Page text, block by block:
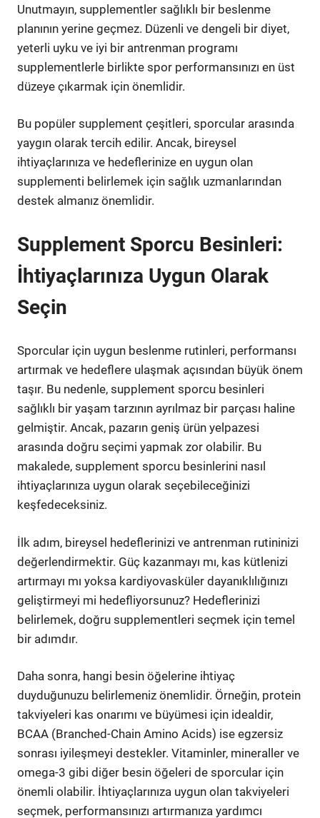
Unutmayın, supplementler sağlıklı bir beslenme
planının yerine geçmez. Düzenli ve dengeli bir diyet,
yeterli uyku ve iyi bir antrenman programı
supplementlerle birlikte spor performansınızı en üst
düzeye çıkarmak için önemlidir.
Bu popüler supplement çeşitleri, sporcular arasında
yaygın olarak tercih edilir. Ancak, bireysel
ihtiyaçlarınıza ve hedeflerinize en uygun olan
supplementi belirlemek için sağlık uzmanlarından
destek almanız önemlidir.
Supplement Sporcu Besinleri:
İhtiyaçlarınıza Uygun Olarak
Seçin
Sporcular için uygun beslenme rutinleri, performansı
artırmak ve hedeflere ulaşmak açısından büyük önem
taşır. Bu nedenle, supplement sporcu besinleri
sağlıklı bir yaşam tarzının ayrılmaz bir parçası haline
gelmiştir. Ancak, pazarın geniş ürün yelpazesi
arasında doğru seçimi yapmak zor olabilir. Bu
makalede, supplement sporcu besinlerini nasıl
ihtiyaçlarınıza uygun olarak seçebileceğinizi
keşfedeceksiniz.
İlk adım, bireysel hedeflerinizi ve antrenman rutininizi
değerlendirmektir. Güç kazanmayı mı, kas kütlenizi
artırmayı mı yoksa kardiyovasküler dayanıklılığınızı
geliştirmeyi mi hedefliyorsunuz? Hedeflerinizi
belirlemek, doğru supplementleri seçmek için temel
bir adımdır.
Daha sonra, hangi besin öğelerine ihtiyaç
duyduğunuzu belirlemeniz önemlidir. Örneğin, protein
takviyeleri kas onarımı ve büyümesi için idealdir,
BCAA (Branched-Chain Amino Acids) ise egzersiz
sonrası iyileşmeyi destekler. Vitaminler, mineraller ve
omega-3 gibi diğer besin öğeleri de sporcular için
önemli olabilir. İhtiyaçlarınıza uygun olan takviyeleri
seçmek, performansınızı artırmanıza yardımcı